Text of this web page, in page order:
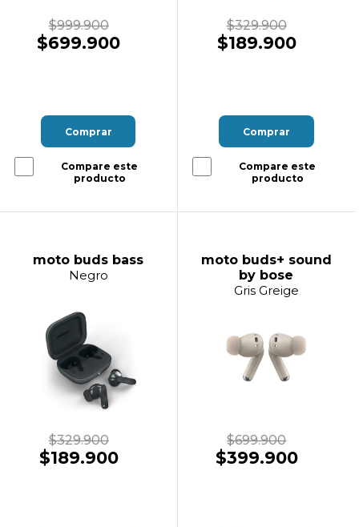
$999.900
$699.900
Comprar
Compare este
producto
$329.900
$189.900
Comprar
Compare este
producto
moto buds bass
Negro
$329.900
$189.900
moto buds+ sound
by bose
Gris Greige
$699.900
$399.900